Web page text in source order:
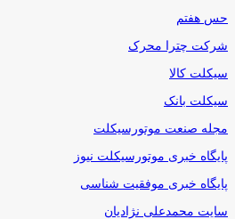
حس هفتم
شرکت چترا محرک
سیکلت کالا
سیکلت بانک
مجله صنعت موتورسیکلت
پایگاه خبری موتورسیکلت نیوز
پایگاه خبری موفقیت شناسی
سایت محمدعلی نژادیان